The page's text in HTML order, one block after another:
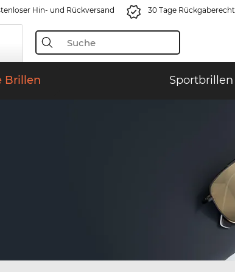
Hin- und Rückversand 30 Tage Rückgaberecht
Brillen Sportbrillen